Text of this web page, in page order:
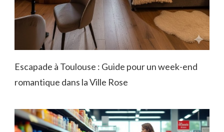
Escapade à Toulouse : Guide pour un week-end
romantique dans la Ville Rose